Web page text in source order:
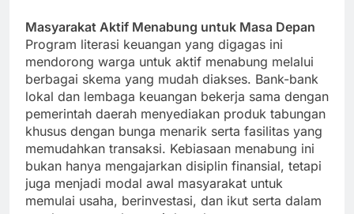
Masyarakat Aktif Menabung untuk Masa Depan
Program literasi keuangan yang digagas ini
mendorong warga untuk aktif menabung melalui
berbagai skema yang mudah diakses. Bank-bank
lokal dan lembaga keuangan bekerja sama dengan
pemerintah daerah menyediakan produk tabungan
khusus dengan bunga menarik serta fasilitas yang
memudahkan transaksi. Kebiasaan menabung ini
bukan hanya mengajarkan disiplin finansial, tetapi
juga menjadi modal awal masyarakat untuk
memulai usaha, berinvestasi, dan ikut serta dalam